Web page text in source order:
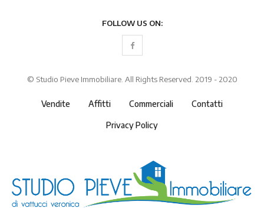
FOLLOW US ON:
© Studio Pieve Immobiliare. All Rights Reserved. 2019 - 2020
Vendite Affitti Commerciali Contatti
Privacy Policy